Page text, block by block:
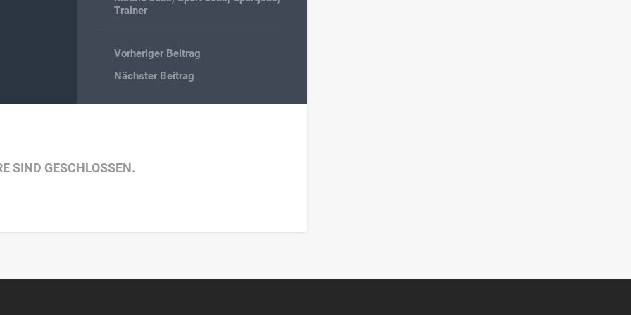
Trainer
Vorheriger Beitrag
Nächster Beitrag
SIND GESCHLOSSEN.